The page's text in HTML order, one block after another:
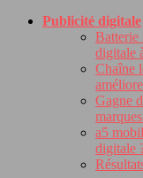
Publicité digitale
Batterie
digitale
Chaîne
Gagne
a5
digitale